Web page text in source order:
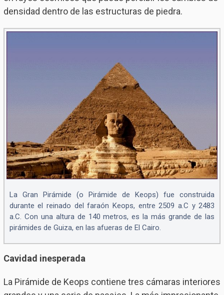
densidad dentro de las estructuras de piedra.
La Gran Pirámide (o Pirámide de Keops) fue construida
durante el reinado del faraón Keops, entre 2509 a.C y 2483
a.C. Con una altura de 140 metros, es la más grande de las
pirámides de Guiza, en las afueras de El Cairo.
Cavidad inesperada
La Pirámide de Keops contiene tres cámaras interiores